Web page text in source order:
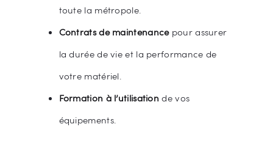
toute la métropole.
Contrats de maintenancepour assurer
la durée de vie et la performance de
votre matériel.
Formation à l’utilisation de vos
équipements.